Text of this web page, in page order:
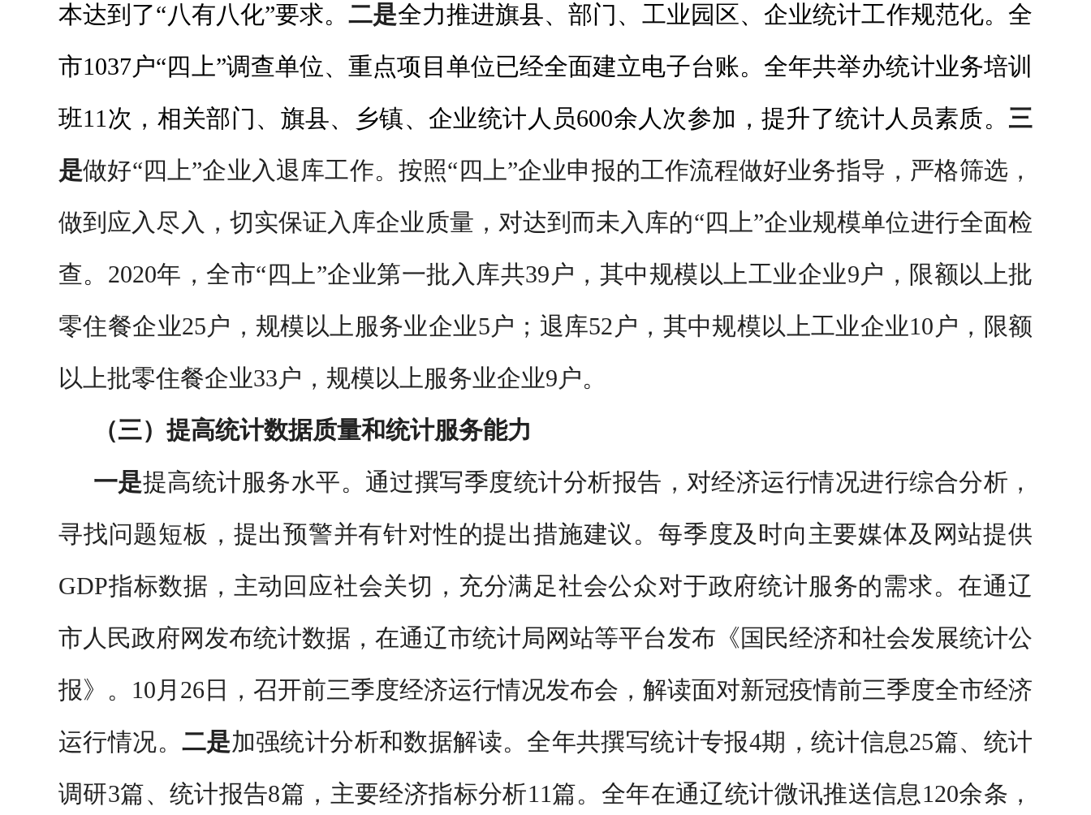
本达到了“八有八化”要求。二是全力推进旗县、部门、工业园区、企业统计工作规范化。全
市1037户“四上”调查单位、重点项目单位已经全面建立电子台账。全年共举办统计业务培训
班11次，相关部门、旗县、乡镇、企业统计人员600余人次参加，提升了统计人员素质。 三
是做好“四上”企业入退库工作。按照“四上”企业申报的工作流程做好业务指导，严格筛选，
做到应入尽入，切实保证入库企业质量，对达到而未入库的“四上”企业规模单位进行全面检
查。2020年，全市“四上”企业第一批入库共39户，其中规模以上工业企业9户，限额以上批
零住餐企业25户，规模以上服务业企业5户；退库52户，其中规模以上工业企业10户，限额
以上批零住餐企业33户，规模以上服务业企业9户。
（三）提高统计数据质量和统计服务能力
一是提高统计服务水平。通过撰写季度统计分析报告，对经济运行情况进行综合分析，
寻找问题短板，提出预警并有针对性的提出措施建议。每季度及时向主要媒体及网站提供
GDP指标数据，主动回应社会关切，充分满足社会公众对于政府统计服务的需求。在通辽
市人民政府网发布统计数据，在通辽市统计局网站等平台发布《国民经济和社会发展统计公
报》。10月26日，召开前三季度经济运行情况发布会，解读面对新冠疫情前三季度全市经济
运行情况。 二是加强统计分析和数据解读。全年共撰写统计专报4期，统计信息25篇、统计
调研3篇、统计报告8篇，主要经济指标分析11篇。全年在通辽统计微讯推送信息120余条，